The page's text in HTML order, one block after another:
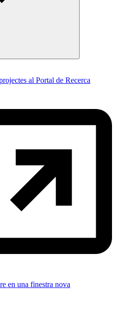
al Portal de Recerca
en una finestra nova